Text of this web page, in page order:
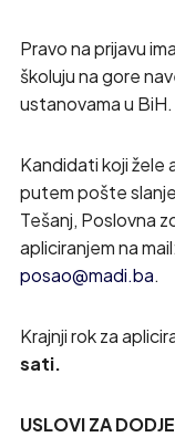
Pravo na prijavu
školuju na gore
ustanovama u BiH.
Kandidati koji žele
putem pošte
Tešanj, Poslovna
apliciranjem na mail:
posao@madi.ba.
Krajnji rok za
sati.
USLOVI ZA